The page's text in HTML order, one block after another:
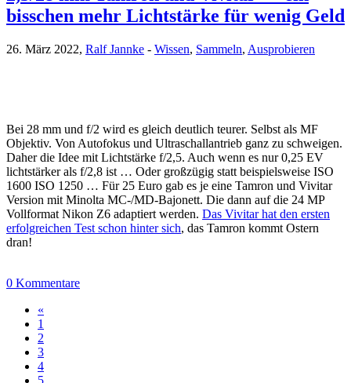
bisschen mehr Lichtstärke für wenig Geld
26. März 2022, Ralf Jannke - Wissen, Sammeln, Ausprobieren
Bei 28 mm und f/2 wird es gleich deutlich teurer. Selbst als MF
Objektiv. Von Autofokus und Ultraschallantrieb ganz zu schweigen.
Daher die Idee mit Lichtstärke f/2,5. Auch wenn es nur 0,25 EV
lichtstärker als f/2,8 ist … Oder großzügig statt beispielsweise ISO
1600 ISO 1250 … Für 25 Euro gab es je eine Tamron und Vivitar
Version mit Minolta MC-/MD-Bajonett. Die dann auf die 24 MP
Vollformat Nikon Z6 adaptiert werden. Das Vivitar hat den ersten
erfolgreichen Test schon hinter sich, das Tamron kommt Ostern
dran!
0 Kommentare
«
1
2
3
4